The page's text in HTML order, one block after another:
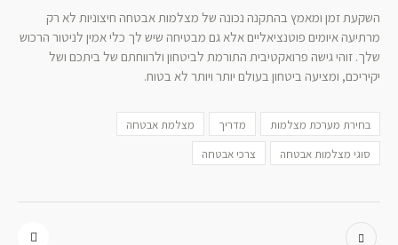
השקעת זמן ומאמץ בהתקנה נכונה של מצלמות אבטחה חיצוניות לא רק
מרתיעה איומים פוטנציאליים אלא גם מבטיחה שיש לך כלי אמין לניטור הרכוש
שלך. זוהי גישה פרואקטיבית התורמת לביטחון ולרווחתם של ביתכם ושל
יקיריכם, ומציעה ביטחון בעולם יותר ויותר לא בטוח.
בחירת מערכת מצלמות מדריך
מצלמת אבטחה
סוגי מצלמות אבטחה
צרכי אבטחה